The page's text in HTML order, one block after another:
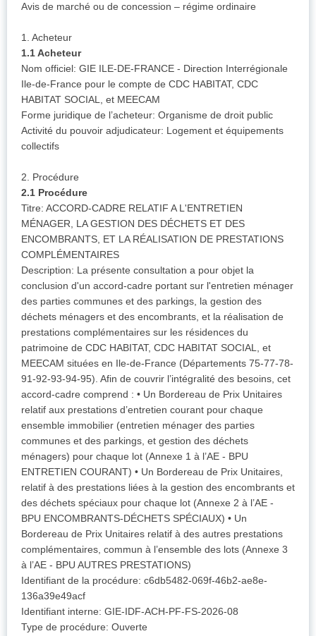
Avis de marché ou de concession – régime ordinaire
1. Acheteur
1.1 Acheteur
Nom officiel: GIE ILE-DE-FRANCE - Direction Interrégionale
Ile-de-France pour le compte de CDC HABITAT, CDC
HABITAT SOCIAL, et MEECAM
Forme juridique de l’acheteur: Organisme de droit public
Activité du pouvoir adjudicateur: Logement et équipements
collectifs
2. Procédure
2.1 Procédure
Titre: ACCORD-CADRE RELATIF A L'ENTRETIEN
MÉNAGER, LA GESTION DES DÉCHETS ET DES
ENCOMBRANTS, ET LA RÉALISATION DE PRESTATIONS
COMPLÉMENTAIRES
Description: La présente consultation a pour objet la
conclusion d'un accord-cadre portant sur l'entretien ménager
des parties communes et des parkings, la gestion des
déchets ménagers et des encombrants, et la réalisation de
prestations complémentaires sur les résidences du
patrimoine de CDC HABITAT, CDC HABITAT SOCIAL, et
MEECAM situées en Ile-de-France (Départements 75-77-78-
91-92-93-94-95). Afin de couvrir l’intégralité des besoins, cet
accord-cadre comprend : • Un Bordereau de Prix Unitaires
relatif aux prestations d’entretien courant pour chaque
ensemble immobilier (entretien ménager des parties
communes et des parkings, et gestion des déchets
ménagers) pour chaque lot (Annexe 1 à l’AE - BPU
ENTRETIEN COURANT) • Un Bordereau de Prix Unitaires,
relatif à des prestations liées à la gestion des encombrants et
des déchets spéciaux pour chaque lot (Annexe 2 à l’AE -
BPU ENCOMBRANTS-DÉCHETS SPÉCIAUX) • Un
Bordereau de Prix Unitaires relatif à des autres prestations
complémentaires, commun à l’ensemble des lots (Annexe 3
à l’AE - BPU AUTRES PRESTATIONS)
Identifiant de la procédure: c6db5482-069f-46b2-ae8e-
136a39e49acf
Identifiant interne: GIE-IDF-ACH-PF-FS-2026-08
Type de procédure: Ouverte